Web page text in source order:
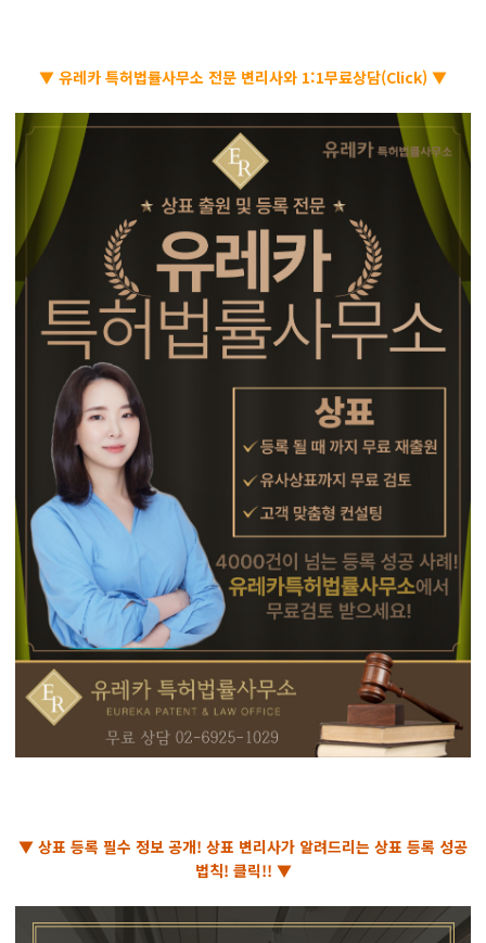
▼ 유레카 특허법률사무소 전문 변리사와 1:1무료상담(Click) ▼
▼ 상표 등록 필수 정보 공개! 상표 변리사가 알려드리는 상표 등록 성공
법칙! 클릭!! ▼